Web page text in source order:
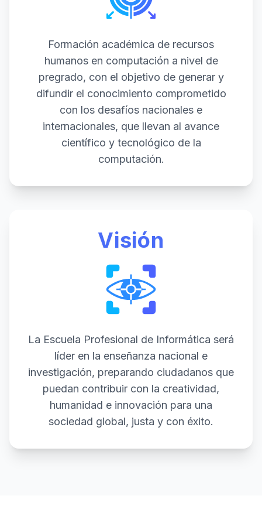
Formación académica de recursos
humanos en computación a nivel de
pregrado, con el objetivo de generar y
difundir el conocimiento comprometido
con los desafíos nacionales e
internacionales, que llevan al avance
científico y tecnológico de la
computación.
Visión
La Escuela Profesional de Informática será
líder en la enseñanza nacional e
investigación, preparando ciudadanos que
puedan contribuir con la creatividad,
humanidad e innovación para una
sociedad global, justa y con éxito.